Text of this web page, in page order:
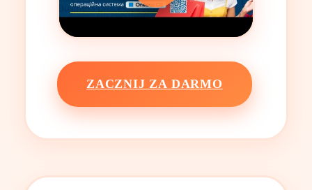
ZACZNIJ ZA DARMO